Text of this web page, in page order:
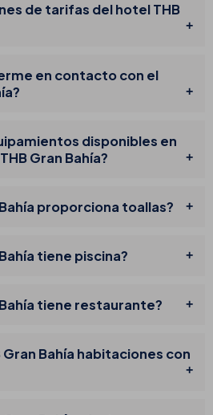
de tarifas del hotel THB
en contacto con el
disponibles en
Gran Bahía?
proporciona toallas?
tiene piscina?
tiene restaurante?
Bahía habitaciones con